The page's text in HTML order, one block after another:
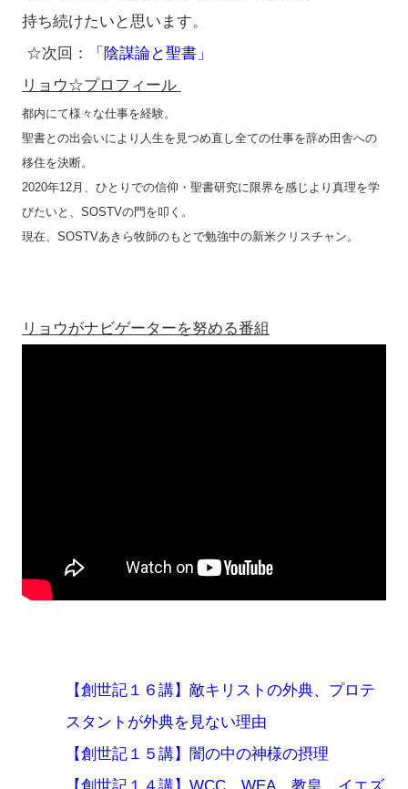
持ち続けたいと思います。
☆次回：
「陰謀論と聖書」
リョウ☆プロフィール
都内にて様々な仕事を経験。
聖書との出会いにより人生を見つめ直し全ての仕事を辞め田舎への
移住を決断。
2020年12月、ひとりでの信仰・聖書研究に限界を感じより真理を学
びたいと、SOSTVの門を叩く。
現在、SOSTVあきら牧師のもとで勉強中の新米クリスチャン。
リョウがナビゲーターを努める番組
【創世記１６講】敵キリストの外典、プロテ
スタントが外典を見ない理由
【創世記１５講】闇の中の神様の摂理
【創世記１４講】WCC、WEA、教皇、イエズ